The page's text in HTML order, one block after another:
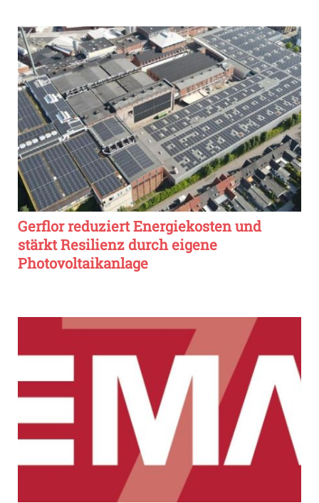
Gerflor reduziert Energiekosten und
stärkt Resilienz durch eigene
Photovoltaikanlage